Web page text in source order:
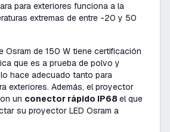
para exteriores funciona a la
extremas de entre -20 y 50
Osram de 150 W tiene certificación
que es a prueba de polvo y
hace adecuado tanto para
exteriores. Además, el proyector
un conector rápido IP68 el que
su proyector LED Osram a